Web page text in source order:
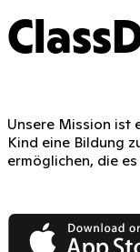
Unsere Mission ist
Kind eine Bildung
ermöglichen, die
App Store